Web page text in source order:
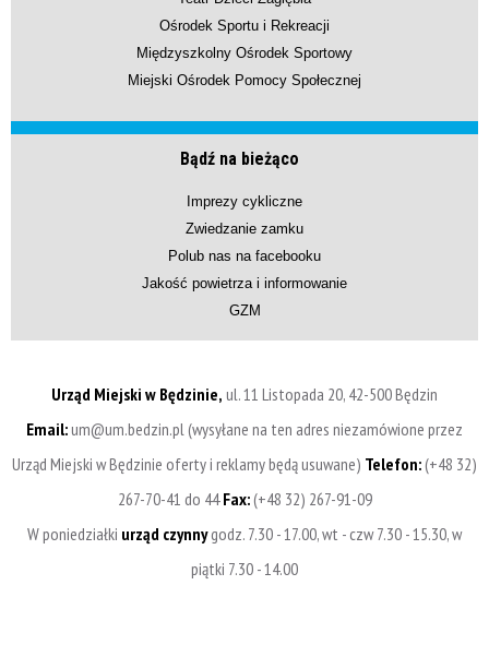
Ośrodek Sportu i Rekreacji
Międzyszkolny Ośrodek Sportowy
Miejski Ośrodek Pomocy Społecznej
Bądź na bieżąco
Imprezy cykliczne
Zwiedzanie zamku
Polub nas na facebooku
Jakość powietrza i informowanie
GZM
Urząd Miejski w Będzinie, ul. 11 Listopada 20, 42-500 Będzin
Email:um@um.bedzin.pl (wysyłane na ten adres niezamówione przez
Urząd Miejski w Będzinie oferty i reklamy będą usuwane) Telefon:(+48 32)
267-70-41 do 44Fax:(+48 32) 267-91-09
W poniedziałki urząd czynnygodz. 7.30 - 17.00, wt - czw 7.30 - 15.30, w
piątki 7.30 - 14.00